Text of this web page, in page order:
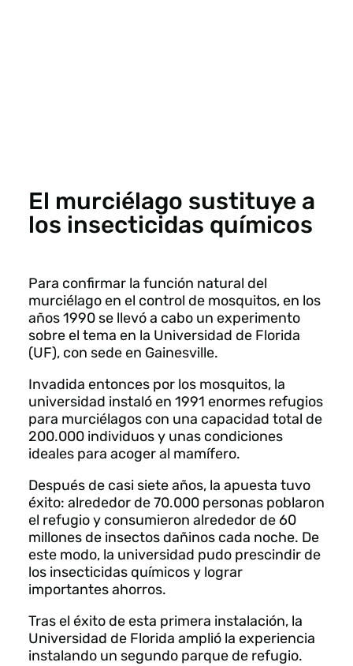
El murciélago sustituye a
los insecticidas químicos
Para confirmar la función natural del
murciélago en el control de mosquitos, en los
años 1990 se llevó a cabo un experimento
sobre el tema en la Universidad de Florida
(UF), con sede en Gainesville.
Invadida entonces por los mosquitos, la
universidad instaló en 1991 enormes refugios
para murciélagos con una capacidad total de
200.000 individuos y unas condiciones
ideales para acoger al mamífero.
Después de casi siete años, la apuesta tuvo
éxito: alrededor de 70.000 personas poblaron
el refugio y consumieron alrededor de 60
millones de insectos dañinos cada noche. De
este modo, la universidad pudo prescindir de
los insecticidas químicos y lograr
importantes ahorros.
Tras el éxito de esta primera instalación, la
Universidad de Florida amplió la experiencia
instalando un segundo parque de refugio.